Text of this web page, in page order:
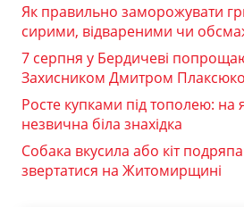
Як правильно заморожувати
сирими, відвареними чи
7 серпня у Бердичеві
Захисником Дмитром
Росте купками під тополею: на
незвична біла знахідка
Собака вкусила або кіт
звертатися на Житомирщині